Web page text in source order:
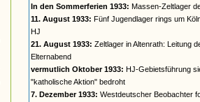
In den Sommerferien 1933: Massen-Zeltlager
11. August 1933: Fünf Jugendlager rings um
HJ
21. August 1933: Zeltlager in Altenrath: Leitung
Elternabend
vermutlich Oktober 1933: HJ-Gebietsführung
"katholische Aktion" bedroht
7. Dezember 1933: Westdeutscher Beobachter